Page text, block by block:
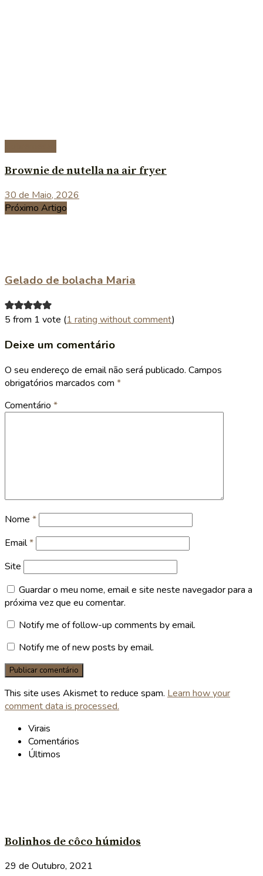
Brownie de nutella na air fryer
30 de Maio, 2026
Próximo Artigo
Gelado de bolacha Maria
5 from 1 vote (1 rating without comment)
Deixe um comentário
O seu endereço de email não será publicado. Campos
obrigatórios marcados com *
Comentário *
Nome *
Email*
Site
Guardar o meu nome, email e site neste navegador para a
próxima vez que eu comentar.
Notify me of follow-up comments by email.
Notify me of new posts by email.
This site uses Akismet to reduce spam. Learn how your
comment data is processed.
Virais
Comentários
Últimos
Bolinhos de côco húmidos
29 de Outubro, 2021